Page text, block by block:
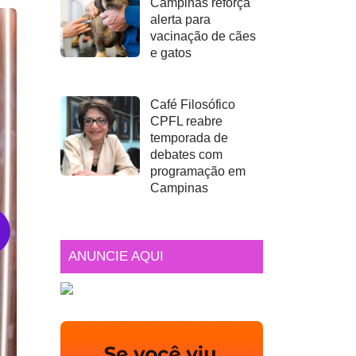
Campinas reforça
alerta para
vacinação de cães
e gatos
Café Filosófico
CPFL reabre
temporada de
debates com
programação em
Campinas
ANUNCIE AQUI